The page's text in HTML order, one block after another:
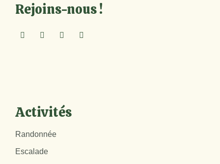
Rejoins-nous !
Activités
Randonnée
Escalade